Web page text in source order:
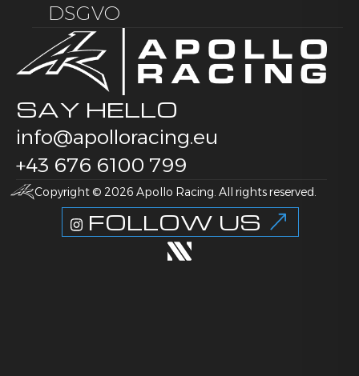
DSGVO
SAY HELLO
info@apolloracing.eu
+43 676 6100 799
Copyright © 2026 Apollo Racing. All rights reserved.
FOLLOW US